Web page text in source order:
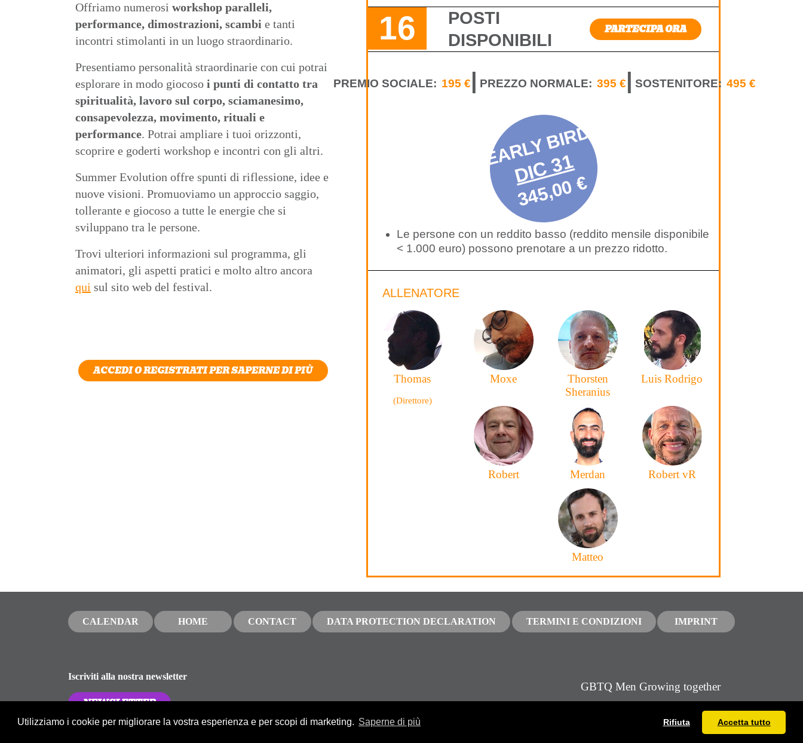
Utilizziamo i cookie per migliorare la vostra esperienza e per scopi di marketing. Saperne di più Rifiuta Accetta tutto
Offriamo numerosi workshop paralleli,
performance, dimostrazioni, scambi e tanti
incontri stimolanti in un luogo straordinario.
Presentiamo personalità straordinarie con cui potrai
esplorare in modo giocoso i punti di contatto tra
spiritualità, lavoro sul corpo, sciamanesimo,
consapevolezza, movimento, rituali e
performance. Potrai ampliare i tuoi orizzonti,
scoprire e goderti workshop e incontri con gli altri.
Summer Evolution offre spunti di riflessione, idee e
nuove visioni. Promuoviamo un approccio saggio,
tollerante e giocoso a tutte le energie che si
sviluppano tra le persone.
Trovi ulteriori informazioni sul programma, gli
animatori, gli aspetti pratici e molto altro ancora
qui sul sito web del festival.
ACCEDI O REGISTRATI PER SAPERNE DI PIÙ
16
POSTI
DISPONIBILI
PARTECIPA ORA
PREMIO SOCIALE: 195 € PREZZO NORMALE: 395 € SOSTENITORE: 495 €
EARLY BIRD
DIC 31
345,00 €
Le persone con un reddito basso (reddito mensile disponibile
< 1.000 euro) possono prenotare a un prezzo ridotto.
ALLENATORE
Thomas
(Direttore)
Moxe
Thorsten
Sheranius
Luis Rodrigo
Robert Merdan Robert vR
Matteo
CALENDAR HOME CONTACT DATA PROTECTION DECLARATION TERMINI E CONDIZIONI IMPRINT
Iscriviti alla nostra newsletter
NEWSLETTER
GBTQ Men Growing together
, 2009 - 2026, v.1.13.1